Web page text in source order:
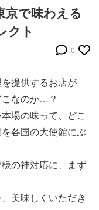
京で味わえる
クト
0
提供するお店が
なのか…？
場の味って、どこ
各国の大使館にぶ
の神対応に、まず
美味しくいただき